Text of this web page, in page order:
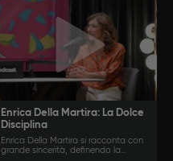
Enrica Della Martira: La Dolce
Disciplina
Enrica Della Martira si racconta con
grande sincerità, definendo la